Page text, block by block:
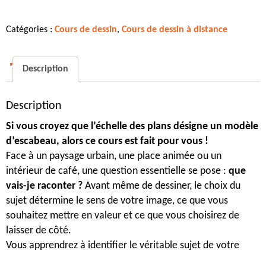
visio
sujet
avec
une
intention
-
9
novembre
Catégories : Cours de dessin, Cours de dessin à distance
Description
Description
Si vous croyez que l’échelle des plans désigne un modèle
d’escabeau, alors ce cours est fait pour vous !
Face à un paysage urbain, une place animée ou un
intérieur de café, une question essentielle se pose : que
vais-je raconter ? Avant même de dessiner, le choix du
sujet détermine le sens de votre image, ce que vous
souhaitez mettre en valeur et ce que vous choisirez de
laisser de côté.
Vous apprendrez à identifier le véritable sujet de votre